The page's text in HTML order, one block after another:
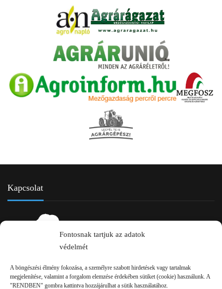
Fontosnak tartjuk az adatok
védelmét
A böngészési élmény fokozása, a személyre szabott hirdetések vagy tartalmak
megjelenítése, valamint a forgalom elemzése érdekében sütiket (cookie) használunk. A
"RENDBEN" gombra kattintva hozzájárulhat a sütik használatához.
Kapcsolat
2750 Nagykőrös Alsójárás d. 1/a